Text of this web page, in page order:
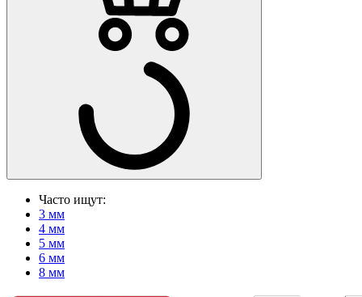
Часто ищут:
3 мм
4 мм
5 мм
6 мм
8 мм